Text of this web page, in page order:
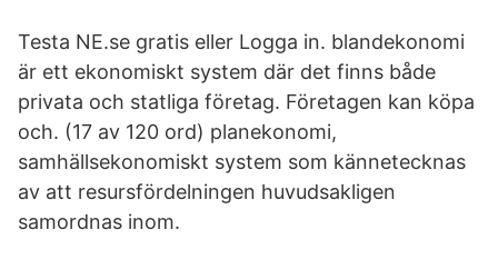
Testa NE.se gratis eller Logga in. blandekonomi
är ett ekonomiskt system där det finns både
privata och statliga företag. Företagen kan köpa
och. (17 av 120 ord) planekonomi,
samhällsekonomiskt system som kännetecknas
av att resursfördelningen huvudsakligen
samordnas inom.